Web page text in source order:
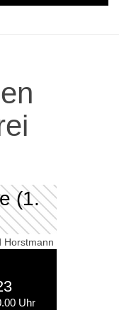
(1.
Uhr